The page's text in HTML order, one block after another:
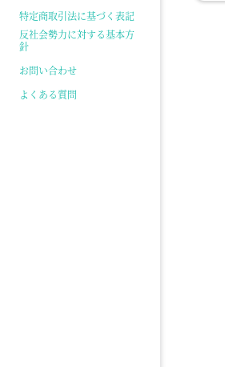
特定商取引法に基づく表記
反社会勢力に対する基本方
針
お問い合わせ
よくある質問